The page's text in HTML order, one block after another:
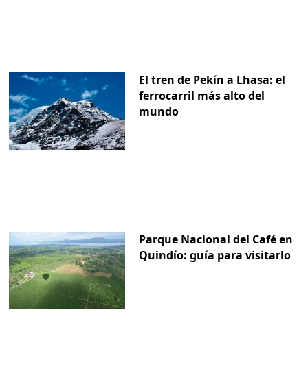
El tren de Pekín a Lhasa: el
ferrocarril más alto del
mundo
Parque Nacional del Café en
Quindío: guía para visitarlo